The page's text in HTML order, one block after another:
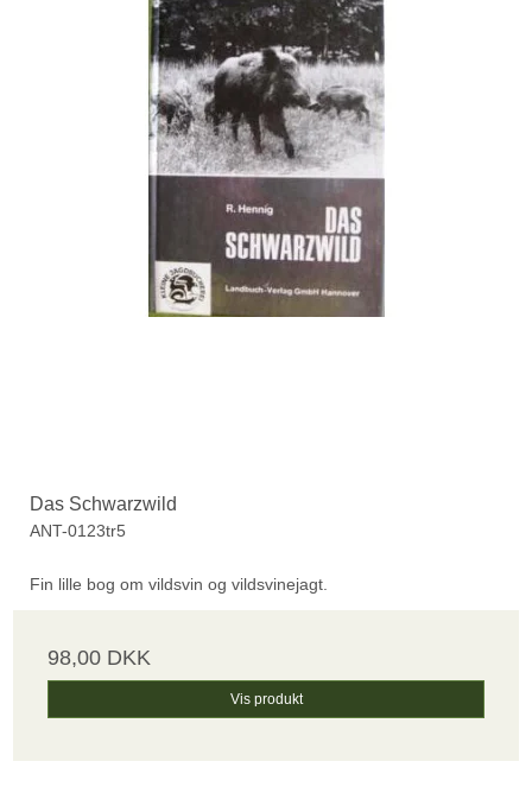
Das Schwarzwild
ANT-0123tr5
Fin lille bog om vildsvin og vildsvinejagt.
98,00 DKK
Vis produkt